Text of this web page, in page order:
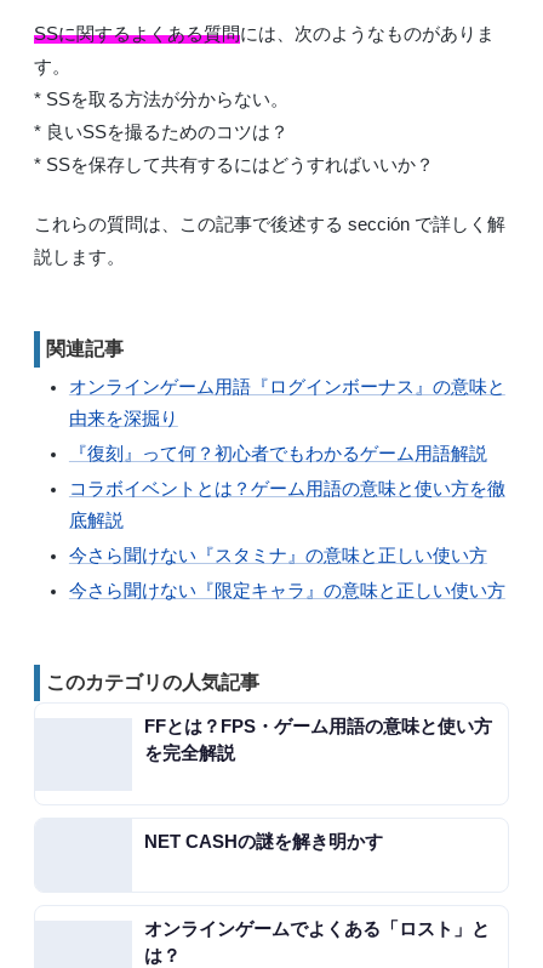
SSに関するよくある質問には、次のようなものがありま
す。
* SSを取る方法が分からない。
* 良いSSを撮るためのコツは？
* SSを保存して共有するにはどうすればいいか？
これらの質問は、この記事で後述する sección で詳しく解
説します。
関連記事
オンラインゲーム用語『ログインボーナス』の意味と
由来を深掘り
『復刻』って何？初心者でもわかるゲーム用語解説
コラボイベントとは？ゲーム用語の意味と使い方を徹
底解説
今さら聞けない『スタミナ』の意味と正しい使い方
今さら聞けない『限定キャラ』の意味と正しい使い方
このカテゴリの人気記事
FFとは？FPS・ゲーム用語の意味と使い方
を完全解説
NET CASHの謎を解き明かす
オンラインゲームでよくある「ロスト」と
は？